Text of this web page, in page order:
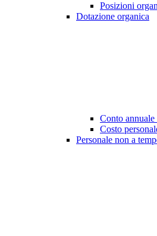
Posizioni
Dotazione organica
Conto annuale
Costo
Personale non a